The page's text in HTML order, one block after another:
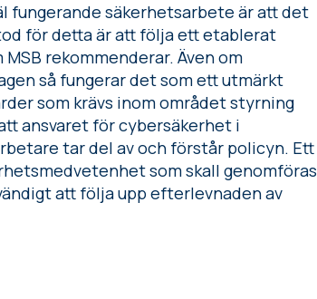
fungerande säkerhetsarbete är att det
för detta är att följa ett etablerat
rekommenderar. Även om
så fungerar det som ett utmärkt
som krävs inom området styrning
ansvaret för cybersäkerhet i
tar del av och förstår policyn. Ett
som skall genomföras
att följa upp efterlevnaden av